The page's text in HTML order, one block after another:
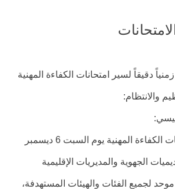
دقيقاً لسير امتحانات الكفاءة المهنية
ستُجرى جميع امتحانات الكفاءة المهنية يوم السبت 6 ديسمبر
الجهوية والمديريات الإقليمية
موحد لجميع الفئات والهيئات المستهدفة،